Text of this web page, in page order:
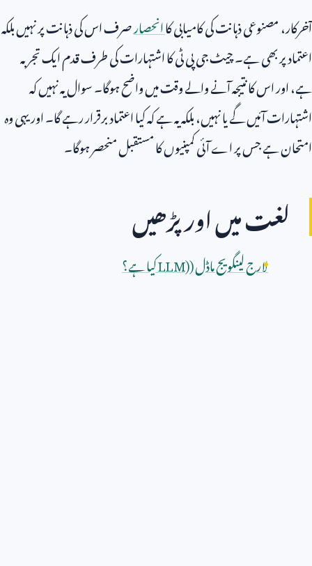
آخرکار، مصنوعی ذہانت کی کامیابی کاانحصارصرف اس کی ذہانت پر نہیں بلکہ
اعتماد پر بھی ہے۔ چیٹ جی پی ٹی کا اشتہارات کی طرف قدم ایک تجربہ
ہے، اور اس کا نتیجہ آنے والے وقت میں واضح ہوگا۔ سوال یہ نہیں کہ
اشتہارات آئیں گے یا نہیں، بلکہ یہ ہے کہ کیا اعتماد برقرار رہے گا۔ اور یہی وہ
امتحان ہے جس پر اے آئی کمپنیوں کا مستقبل منحصر ہوگا۔
لغت میں اور پڑھیں
لارج لینگویج ماڈل (LLM)کیا ہے؟